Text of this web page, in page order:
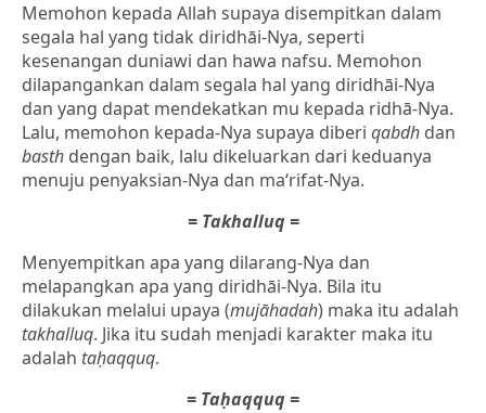
Memohon kepada Allah supaya disempitkan dalam
segala hal yang tidak diridhāi-Nya, seperti
kesenangan duniawi dan hawa nafsu. Memohon
dilapangankan dalam segala hal yang diridhāi-Nya
dan yang dapat mendekatkan mu kepada ridhā-Nya.
Lalu, memohon kepada-Nya supaya diberi qabdh dan
basth dengan baik, lalu dikeluarkan dari keduanya
menuju penyaksian-Nya dan ma‘rifat-Nya.
= Takhalluq =
Menyempitkan apa yang dilarang-Nya dan
melapangkan apa yang diridhāi-Nya. Bila itu
dilakukan melalui upaya (mujāhadah) maka itu adalah
takhalluq. Jika itu sudah menjadi karakter maka itu
adalah taḥaqquq.
= Taḥaqquq =